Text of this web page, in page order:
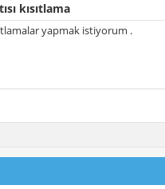
kısıtlama
yapmak istiyorum .